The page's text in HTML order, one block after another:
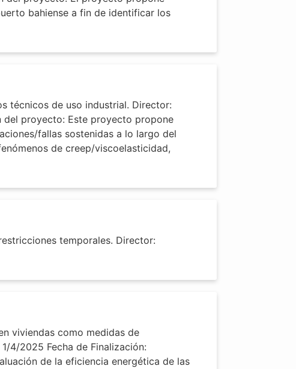
bahiense a fin de identificar los
técnicos de uso industrial. Director:
del proyecto: Este proyecto propone
fallas sostenidas a lo largo del
de creep/viscoelasticidad,
temporales. Director:
viviendas como medidas de
4/2025 Fecha de Finalización:
de la eficiencia energética de las